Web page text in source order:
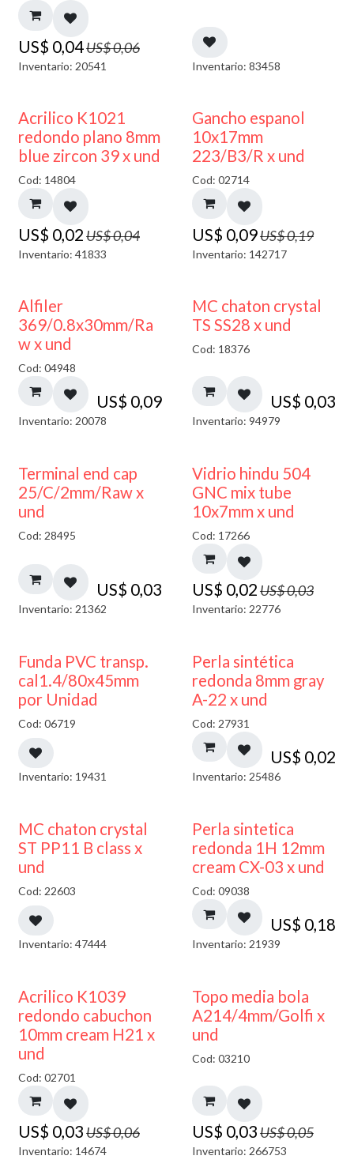
US$ 0,04US$0,06
Inventario: 20541 Inventario: 83458
50% DESCUENTO
Acrilico K1021
redondo plano 8mm
blue zircon 39 x und
Cod: 14804
US$ 0,02US$0,04
Inventario: 41833
50% DESCUENTO
Gancho espanol
10x17mm
223/B3/R x und
Cod: 02714
US$ 0,09US$0,19
Inventario: 142717
Alfiler
369/0.8x30mm/Ra
w x und
Cod: 04948
US$ 0,09
Inventario: 20078
MC chaton crystal
TS SS28 x und
Cod: 18376
US$ 0,03
Inventario: 94979
Terminal end cap
25/C/2mm/Raw x
und
Cod: 28495
US$ 0,03
Inventario: 21362
40% DESCUENTO
Vidrio hindu 504
GNC mix tube
10x7mm x und
Cod: 17266
US$ 0,02US$0,03
Inventario: 22776
Funda PVC transp.
cal1.4/80x45mm
por Unidad
Cod: 06719
Inventario: 19431
Perla sintética
redonda 8mm gray
A-22 x und
Cod: 27931
US$ 0,02
Inventario: 25486
MC chaton crystal
ST PP11 B class x
und
Cod: 22603
Inventario: 47444
Perla sintetica
redonda 1H 12mm
cream CX-03 x und
Cod: 09038
US$ 0,18
Inventario: 21939
50% DESCUENTO
Acrilico K1039
redondo cabuchon
10mm cream H21 x
und
Cod: 02701
US$ 0,03US$0,06
Inventario: 14674
40% DESCUENTO
Topo media bola
A214/4mm/Golfi x
und
Cod: 03210
US$ 0,03US$0,05
Inventario: 266753